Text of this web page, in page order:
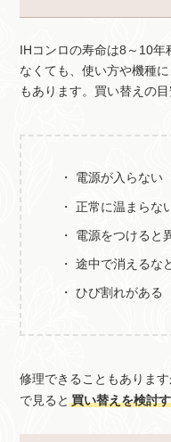
IHコンロの寿命は8～10
なくても、使い方や機種
もあります。買い替えの
電源が入らない
正常に温まらな
電源をつけると
途中で消えるな
ひび割れがある
修理できることもありま
で見ると買い替えを検討